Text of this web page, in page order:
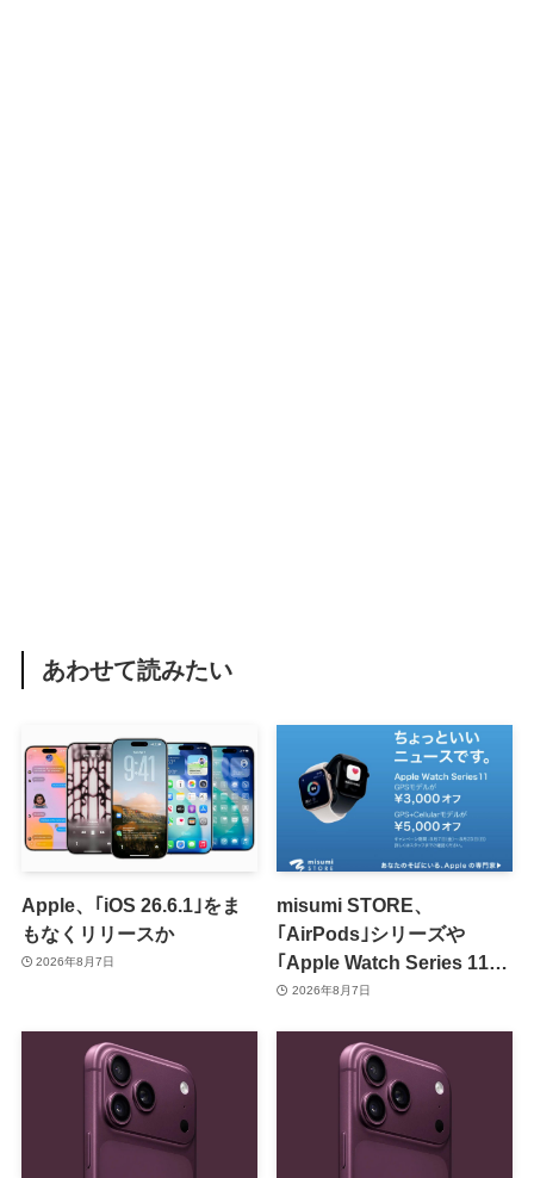
あわせて読みたい
Apple、｢iOS 26.6.1｣をま
もなくリリースか
2026年8月7日
misumi STORE、
｢AirPods｣シリーズや
｢Apple Watch Series 11｣
のセールを開催中
2026年8月7日